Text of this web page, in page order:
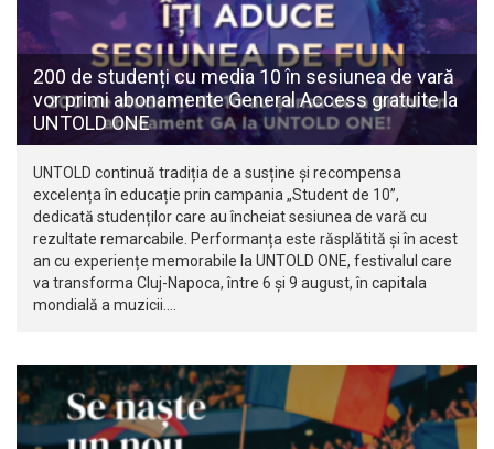
200 de studenți cu media 10 în sesiunea de vară
vor primi abonamente General Access gratuite la
UNTOLD ONE
UNTOLD continuă tradiția de a susține și recompensa
excelența în educație prin campania „Student de 10”,
dedicată studenților care au încheiat sesiunea de vară cu
rezultate remarcabile. Performanța este răsplătită și în acest
an cu experiențe memorabile la UNTOLD ONE, festivalul care
va transforma Cluj-Napoca, între 6 și 9 august, în capitala
mondială a muzicii.…